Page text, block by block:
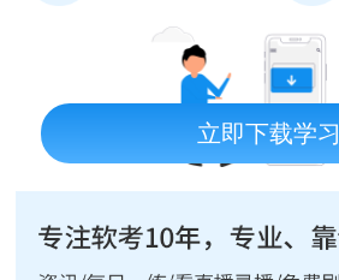
立即下载学习